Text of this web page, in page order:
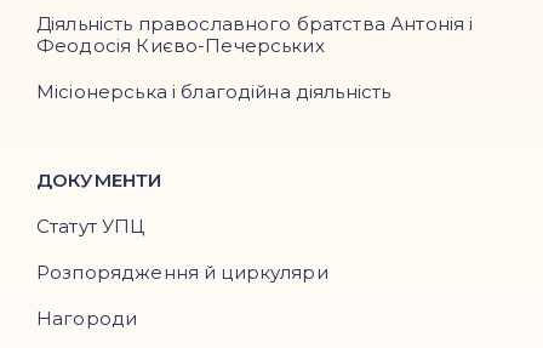
Діяльність православного братства Антонія і
Феодосія Києво-Печерських
Місіонерська і благодійна діяльність
ДОКУМЕНТИ
Статут УПЦ
Розпорядження й циркуляри
Нагороди